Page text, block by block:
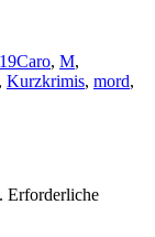
Caro, M,
, Kurzkrimis, mord,
Erforderliche